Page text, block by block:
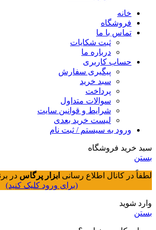
خانه
فروشگاه
تماس با ما
ثبت شکایات
درباره ما
حساب کاربری
پیگیری سفارش
سبد خرید
پرداخت
سوالات متداول
شرایط و قوانین سایت
لیست خرید بعدی
ورود به سیستم / ثبت نام
سبد خرید فروشگاه
بستن
لطفاً در کانال اطلاع رسانی ابزار پرگاس در
(برای ورود کلیک کنید)
وارد شوید
بستن